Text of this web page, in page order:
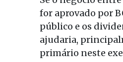
for aprovado por
público e os
ajudaria,
primário neste